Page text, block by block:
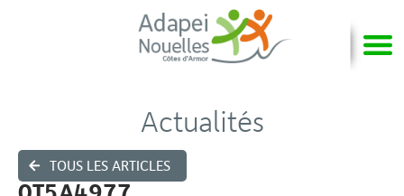
TOUS LES ARTICLES
Actualités